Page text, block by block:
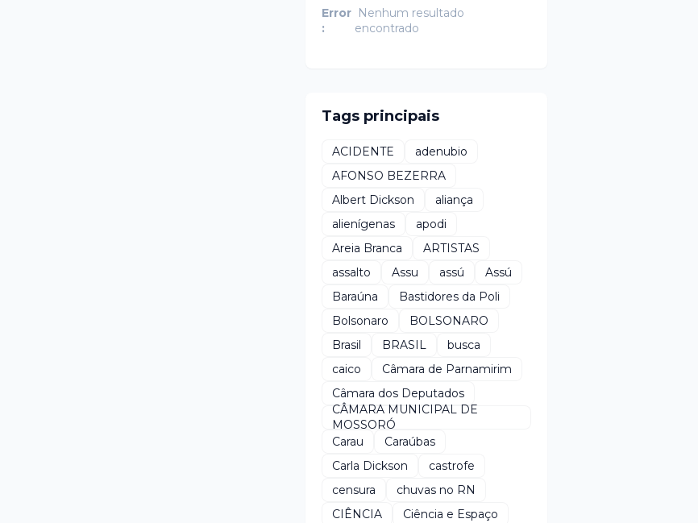
Error
:
Nenhum resultado
encontrado
Tags principais
ACIDENTE
adenubio
AFONSO BEZERRA
Albert Dickson
aliança
alienígenas
apodi
Areia Branca
ARTISTAS
assalto
Assu assú
Assú
Baraúna
Bastidores da Poli
Bolsonaro
BOLSONARO
Brasil
BRASIL
busca
caico
Câmara de Parnamirim
Câmara dos Deputados
CÂMARA MUNICIPAL DE
MOSSORÓ
Carau
Caraúbas
Carla Dickson
castrofe
censura
chuvas no RN
CIÊNCIA
Ciência e Espaço